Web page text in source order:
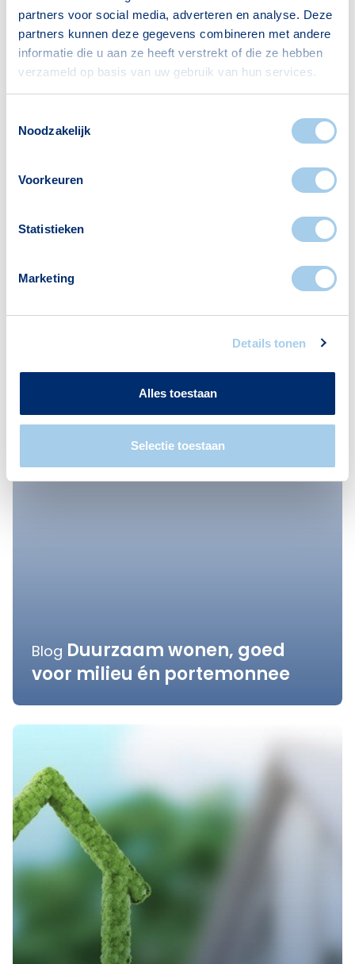
partners voor social media, adverteren en analyse. Deze
partners kunnen deze gegevens combineren met andere
informatie die u aan ze heeft verstrekt of die ze hebben
verzameld op basis van uw gebruik van hun services.
Noodzakelijk
Voorkeuren
Statistieken
Marketing
Details tonen
Alles toestaan
Selectie toestaan
die past bij jouw persoonlijke situatie en
duurzaamheidsdoelstellingen.
Meer actueel
Blog Duurzaam wonen, goed
voor milieu én portemonnee